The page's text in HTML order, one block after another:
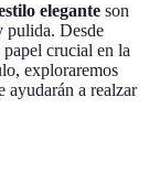
elegante son
pulida. Desde
papel crucial en la
exploraremos
ayudarán a realzar